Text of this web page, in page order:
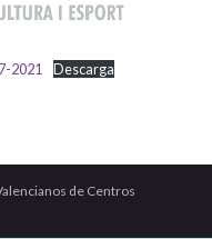
2021 Descarga
de Centros